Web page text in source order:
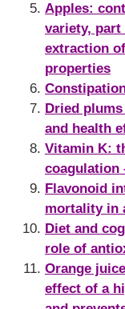
Apples:
variety, part
extraction
properties
Dried
and health
Vitamin K:
coagulation
Flavonoid
mortality in
Diet and
role of
Orange
effect of a